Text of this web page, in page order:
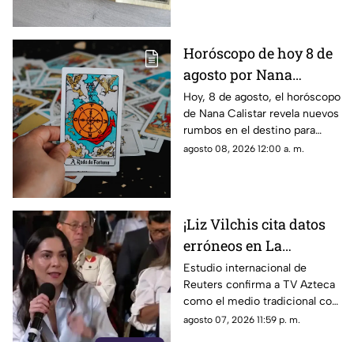
Horóscopo de hoy 8 de
agosto por Nana
Calistar: ¿Qué te depara
el destino este sábado?
Hoy, 8 de agosto, el horóscopo
de Nana Calistar revela nuevos
rumbos en el destino para
estos signos
agosto 08, 2026 12:00 a. m.
¡Liz Vilchis cita datos
erróneos en La
Mañanera: Estudio de
Reuters confirma
liderazgo de TV Azteca
en alcance y
Estudio internacional de
Reuters confirma a TV Azteca
como el medio tradicional con
mayor alcance y credibilidad
agosto 07, 2026 11:59 p. m.